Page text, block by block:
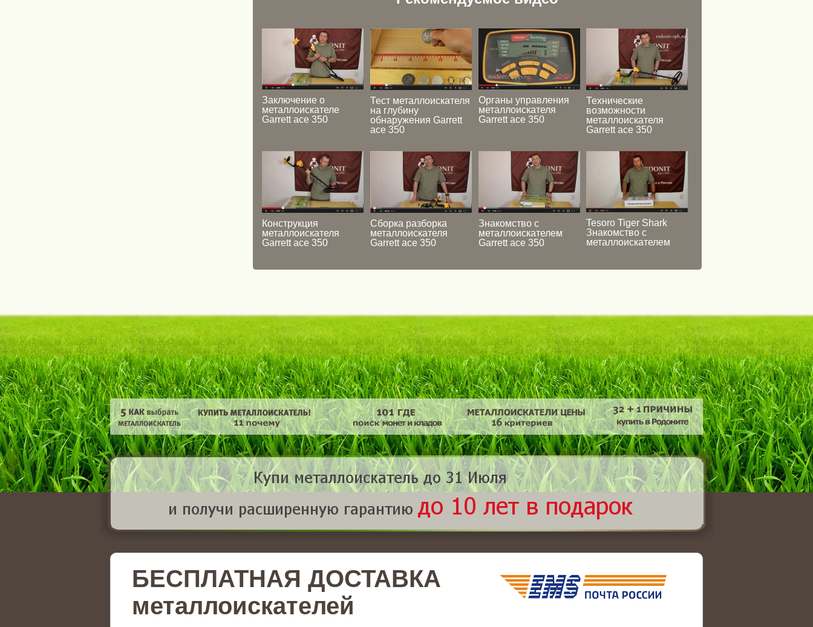
Заключение о
металлоискателе
Garrett ace 350
Тест металлоискателя
на глубину
обнаружения Garrett
ace 350
Органы управления
металлоискателя
Garrett ace 350
Технические
возможности
металлоискателя
Garrett ace 350
Конструкция
металлоискателя
Garrett ace 350
Сборка разборка
металлоискателя
Garrett ace 350
Знакомство с
металлоискателем
Garrett ace 350
Tesoro Tiger Shark
Знакомство с
металлоискателем
БЕСПЛАТНАЯ ДОСТАВКА
металлоискателей